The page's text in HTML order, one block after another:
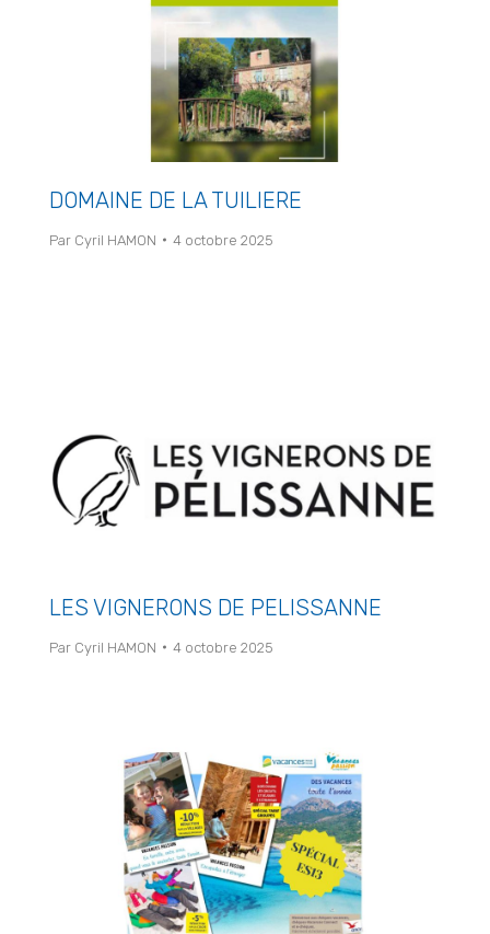
DOMAINE DE LA TUILIERE
Par Cyril HAMON 4 octobre 2025
LES VIGNERONS DE PELISSANNE
Par Cyril HAMON 4 octobre 2025